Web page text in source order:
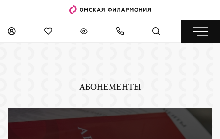
АБОНЕМЕНТЫ